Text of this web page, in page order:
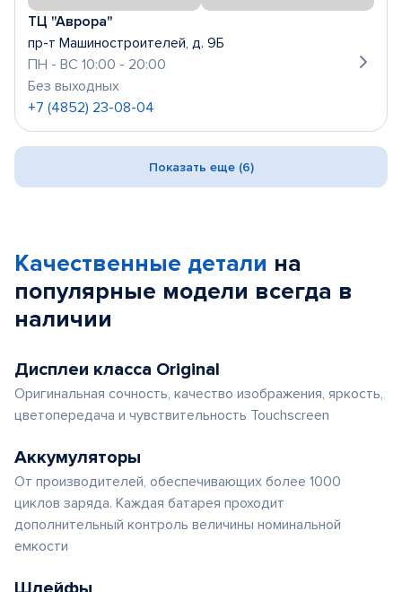
ТЦ "Аврора"
пр-т Машиностроителей, д. 9Б
ПН - ВС 10:00 - 20:00
Без выходных
+7 (4852) 23-08-04
Показать еще (6)
Качественные детали на
популярные модели всегда в
наличии
Дисплеи класса Original
Оригинальная сочность, качество изображения, яркость,
цветопередача и чувствительность Touchscreen
Аккумуляторы
От производителей, обеспечивающих более 1000
циклов заряда. Каждая батарея проходит
дополнительный контроль величины номинальной
емкости